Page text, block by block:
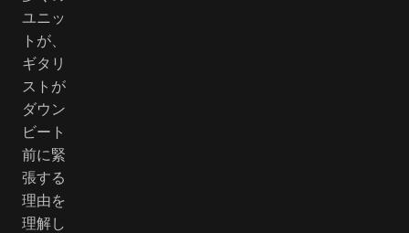
ユニッ
トが、
ギタリ
ストが
ダウン
ビート
前に緊
張する
理由を
理解し